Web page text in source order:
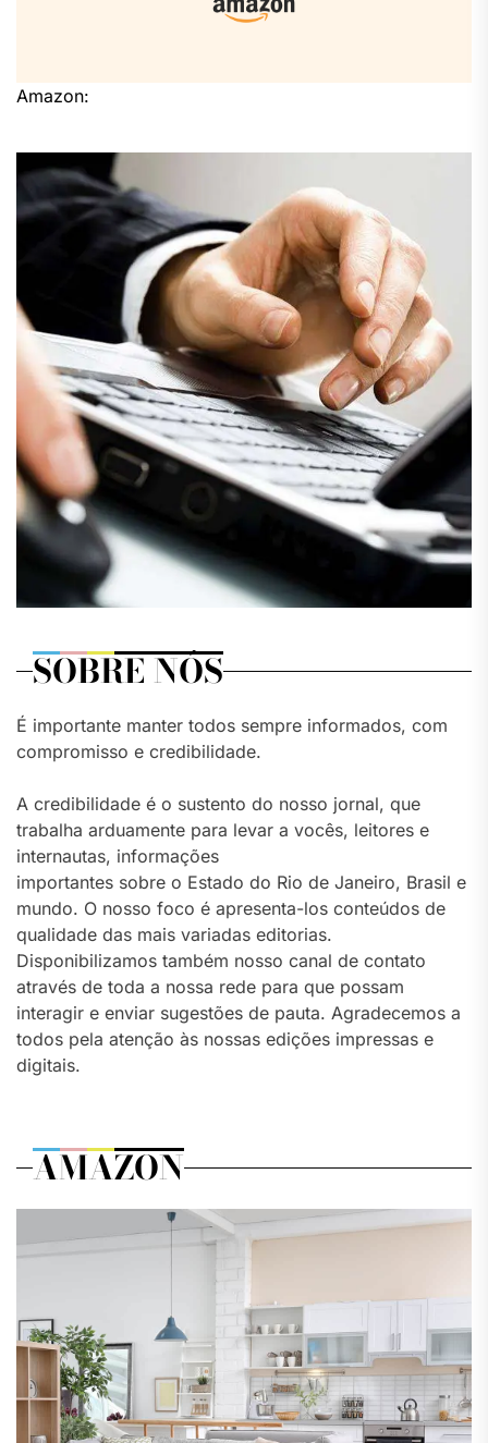
Amazon:
SOBRE NÓS
É importante manter todos sempre informados, com
compromisso e credibilidade.
A credibilidade é o sustento do nosso jornal, que
trabalha arduamente para levar a vocês, leitores e
internautas, informações
importantes sobre o Estado do Rio de Janeiro, Brasil e
mundo. O nosso foco é apresenta-los conteúdos de
qualidade das mais variadas editorias.
Disponibilizamos também nosso canal de contato
através de toda a nossa rede para que possam
interagir e enviar sugestões de pauta. Agradecemos a
todos pela atenção às nossas edições impressas e
digitais.
AMAZON